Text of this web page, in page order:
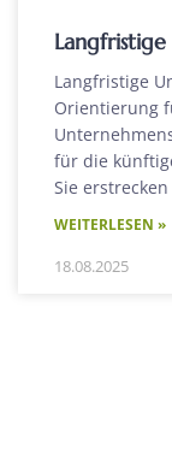
Langfristige
Orientierung
für die
Sie
WEITERLESEN »
18.08.2025